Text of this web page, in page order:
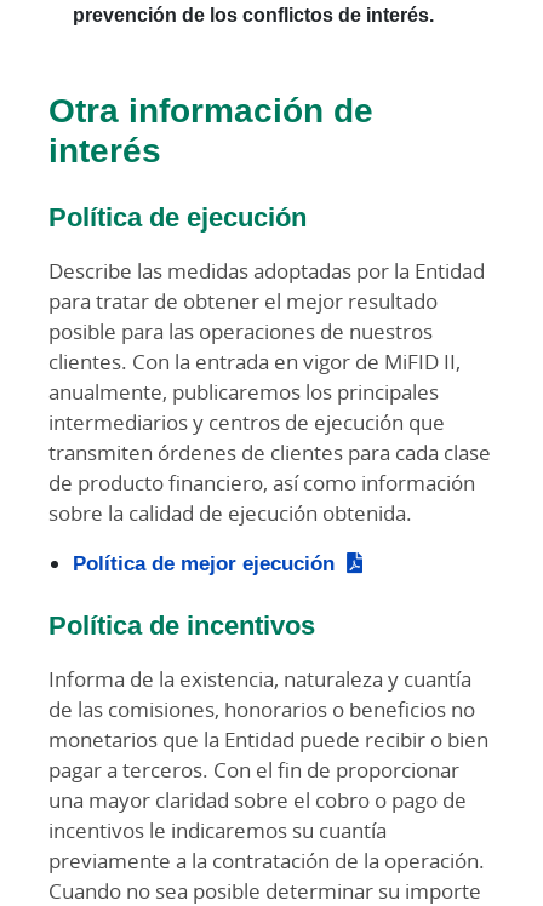
prevención de los conflictos de interés.
Otra información de
interés
Política de ejecución
Describe las medidas adoptadas por la Entidad
para tratar de obtener el mejor resultado
posible para las operaciones de nuestros
clientes. Con la entrada en vigor de MiFID II,
anualmente, publicaremos los principales
intermediarios y centros de ejecución que
transmiten órdenes de clientes para cada clase
de producto financiero, así como información
sobre la calidad de ejecución obtenida.
Política de mejor ejecución
Política de incentivos
Informa de la existencia, naturaleza y cuantía
de las comisiones, honorarios o beneficios no
monetarios que la Entidad puede recibir o bien
pagar a terceros. Con el fin de proporcionar
una mayor claridad sobre el cobro o pago de
incentivos le indicaremos su cuantía
previamente a la contratación de la operación.
Cuando no sea posible determinar su importe